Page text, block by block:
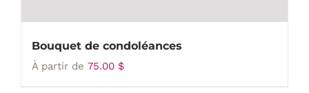
Bouquet de condoléances
À partir de 75.00 $